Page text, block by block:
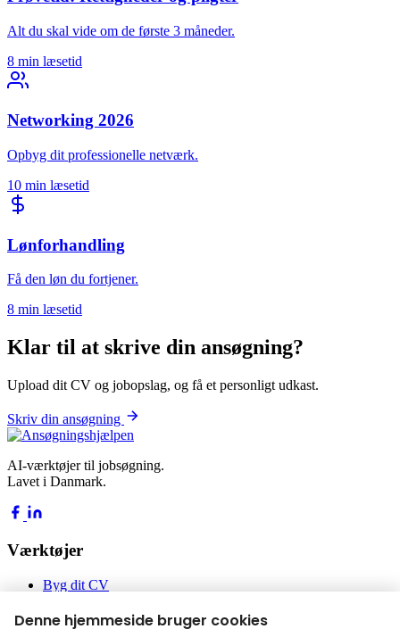
Alt du skal vide om de første 3 måneder.
8 min læsetid
Networking 2026
Opbyg dit professionelle netværk.
10 min læsetid
Lønforhandling
Få den løn du fortjener.
8 min læsetid
Klar til at skrive din ansøgning?
Upload dit CV og jobopslag, og få et personligt udkast.
Skriv din ansøgning
AI-værktøjer til jobsøgning.
Lavet i Danmark.
Værktøjer
Byg dit CV
Jobakademiet
Denne hjemmeside bruger cookies